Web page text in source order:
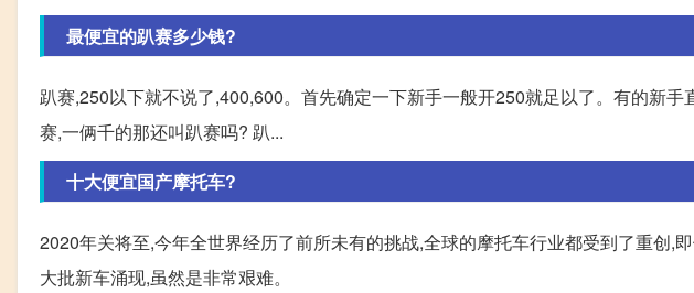
最便宜的趴赛多少钱?
趴赛,250以下就不说了,400,600。首先确定一下新手一般开250就足以了。有的新
赛,一俩千的那还叫趴赛吗? 趴...
十大便宜国产摩托车?
2020年关将至,今年全世界经历了前所未有的挑战,全球的摩托车行业都受到了重创,
大批新车涌现,虽然是非常艰难。